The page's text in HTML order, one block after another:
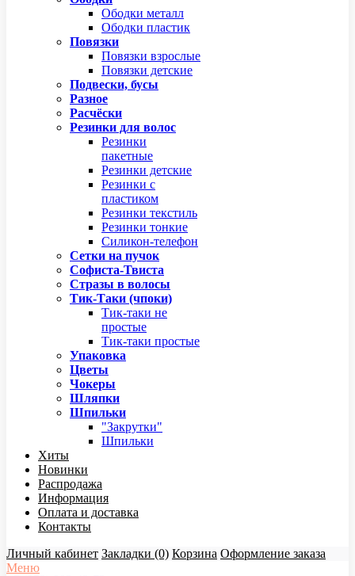
Ободки металл
Ободки пластик
Повязки
Повязки взрослые
Повязки детские
Подвески, бусы
Разное
Расчёски
Резинки для волос
Резинки
пакетные
Резинки детские
Резинки с
пластиком
Резинки текстиль
Резинки тонкие
Силикон-телефон
Сетки на пучок
Софиста-Твиста
Стразы в волосы
Тик-Таки (чпоки)
Тик-таки не
простые
Тик-таки простые
Упаковка
Цветы
Чокеры
Шляпки
Шпильки
"Закрутки"
Шпильки
Хиты
Новинки
Распродажа
Информация
Оплата и доставка
Контакты
Личный кабинет Закладки (0) Корзина Оформление заказа
Меню